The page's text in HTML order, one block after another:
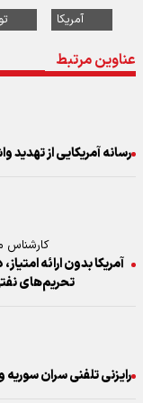
آمریکا
عناوین مرتبط
رسانه آمریکایی از
کارشناس
آمریکا بدون ارائه
تحریم‌های
رایزنی تلفنی سران سوریه